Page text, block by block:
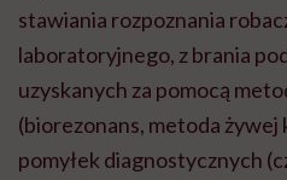
stawiania rozpoznania
laboratoryjnego, z brania
uzyskanych za pomocą
(biorezonans, metoda żywej
pomyłek diagnostycznych